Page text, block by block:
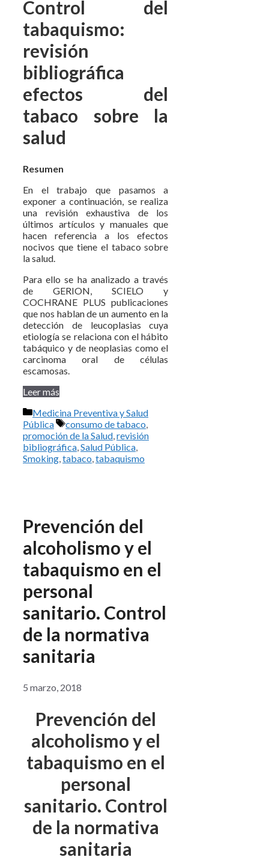
Control del
tabaquismo:
revisión
bibliográfica
efectos del
tabaco sobre la
salud
Resumen
En el trabajo que pasamos a
exponer a continuación, se realiza
una revisión exhaustiva de los
últimos artículos y manuales que
hacen referencia a los efectos
nocivos que tiene el tabaco sobre
la salud.
Para ello se ha analizado a través
de GERION, SCIELO y
COCHRANE PLUS publicaciones
que nos hablan de un aumento en la
detección de leucoplasias cuya
etiología se relaciona con el hábito
tabáquico y de neoplasias como el
carcinoma oral de células
escamosas.
Leer más
Categorías
Medicina Preventiva y Salud
Pública
Etiquetas
consumo de tabaco,
promoción de la Salud,revisión
bibliográfica,Salud Pública,
Smoking,tabaco,tabaquismo
Prevención del
alcoholismo y el
tabaquismo en el
personal
sanitario. Control
de la normativa
sanitaria
5 marzo, 2018
Prevención del
alcoholismo y el
tabaquismo en el
personal
sanitario. Control
de la normativa
sanitaria